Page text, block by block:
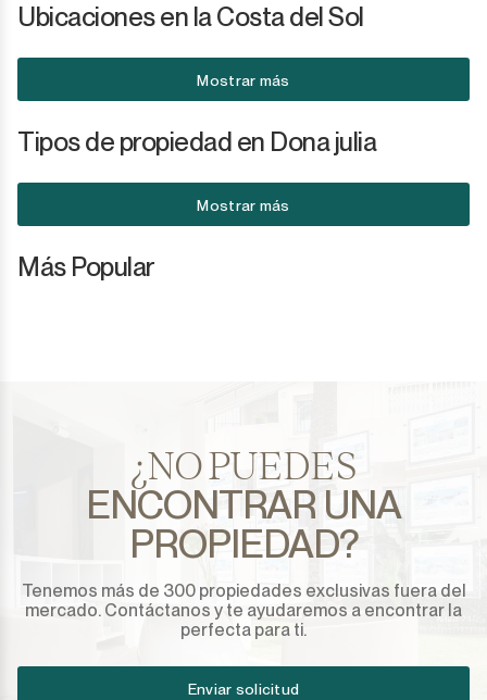
Ubicaciones en la Costa del Sol
Mostrar más
Tipos de propiedad en Dona julia
Mostrar más
Más Popular
¿NO PUEDES
ENCONTRAR UNA
PROPIEDAD?
Tenemos más de 300 propiedades exclusivas fuera del
mercado. Contáctanos y te ayudaremos a encontrar la
perfecta para ti.
Enviar solicitud